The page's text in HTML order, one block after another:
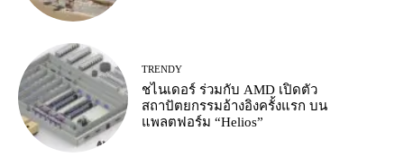
TRENDY
ชไนเดอร์ ร่วมกับ AMD เปิดตัว
สถาปัตยกรรมอ้างอิงครั้งแรก บน
แพลตฟอร์ม “Helios”